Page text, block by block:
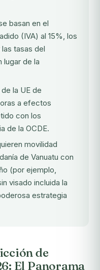
basan en el
(IVA) al 15%, los
tasas del
lugar de la
la UE de
a efectos
con los
de la OCDE.
movilidad
de Vanuatu con
(por ejemplo,
visado incluida la
estrategia
de
El Panorama